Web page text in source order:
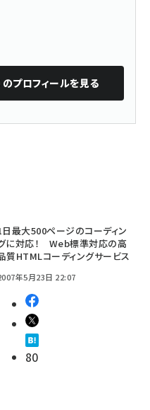
のプロフィールを見る
日最大500ページのコーディン
に対応！ Web標準対応の高
質HTMLコーディングサービス
年5月23日 22:07
80